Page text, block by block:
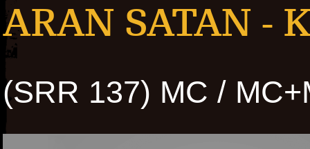
ARAN SATAN -
(SRR 137) MC /